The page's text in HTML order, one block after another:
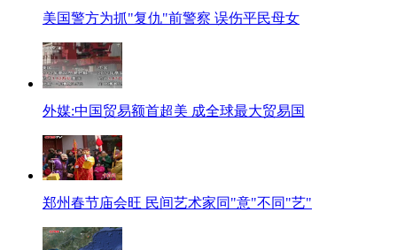
美国警方为抓"复仇"前警察 误伤平民母女
外媒:中国贸易额首超美 成全球最大贸易国
郑州春节庙会旺 民间艺术家同"意"不同"艺"